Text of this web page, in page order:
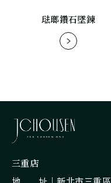
琺瑯鑽石墜鍊
三重店